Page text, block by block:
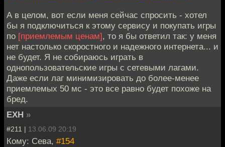
А в целом, вот если меня сейчас спросить - хотел
бы я подключиться к этому сервису и покупать игры
по [приемлемым ценам], то я бы ответил так: у меня
нет настолько скоростного и надежного интернета... и
не будет. Я не собираюсь играть в
однопользовательские игры с сетевыми лагами.
Даже если лаг минимизировать до более-менее
приемлемых 50 мс - это все равно будет похоже на
бред.
EXH »
#211 | 13.06.09 20:19
Кому: Сева, #154